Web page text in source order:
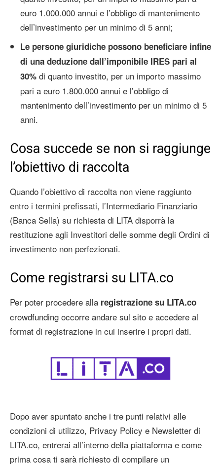
euro 1.000.000 annui e l’obbligo di mantenimento
dell’investimento per un minimo di 5 anni;
Le persone giuridiche possono beneficiare infine
di una deduzione dall’imponibile IRES pari al
30% di quanto investito, per un importo massimo
pari a euro 1.800.000 annui e l’obbligo di
mantenimento dell’investimento per un minimo di 5
anni.
Cosa succede se non si raggiunge
l’obiettivo di raccolta
Quando l’obiettivo di raccolta non viene raggiunto
entro i termini prefissati, l’Intermediario Finanziario
(Banca Sella) su richiesta di LITA disporrà la
restituzione agli Investitori delle somme degli Ordini di
investimento non perfezionati.
Come registrarsi su LITA.co
Per poter procedere alla registrazione su LITA.co
crowdfunding occorre andare sul sito e accedere al
format di registrazione in cui inserire i propri dati.
Dopo aver spuntato anche i tre punti relativi alle
condizioni di utilizzo, Privacy Policy e Newsletter di
LITA.co, entrerai all’interno della piattaforma e come
prima cosa ti sarà richiesto di compilare un